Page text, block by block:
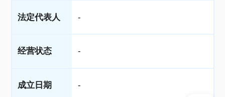
法定代表人 -
经营状态 -
成立日期 -